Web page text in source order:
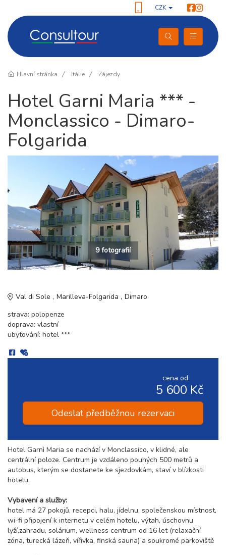
CZK
Hlavní stránka Itálie Zájezdy
Hotel Garni Maria *** -
Monclassico - Dimaro-
Folgarida
9 fotografií
Val di Sole Marilleva-Folgarida
Dimaro
strava: polopenze
doprava: vlastní
ubytování: hotel ***
cena od
5 600 Kč
Odeslat předběžnou rezervaci
Hotel Garnì Maria se nachází v Monclassico, v klidné, ale
centrální poloze. Centrum je vzdáleno pouhých 500 metrů a
autobus, kterým se dostanete ke sjezdovkám, staví v blízkosti
hotelu.
Vybavení a služby:
hotel má 27 pokojů, recepci, halu, jídelnu, společenskou místnost,
wi-fi připojení k internetu v celém hotelu, výtah, úschovnu
lyží,zahradu, solárium, wellness centrum od 16 let (relaxační
zóna, turecká lázeň, vířivka, finská sauna) a soukromé parkoviště